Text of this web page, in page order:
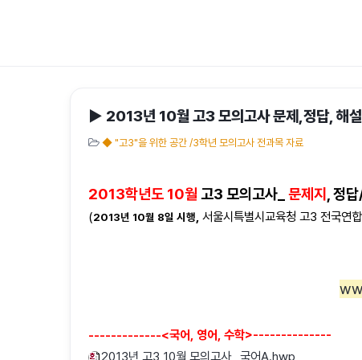
▶ 2013년 10월 고3 모의고사 문제,정답, 해
◆ "고3"을 위한 공간 /3학년 모의고사 전과목 자료
2013학년도 10월 고3 모의고사_ 문제지 , 정
(2013년 10월 8일 시행, 서울시특별시교육청 고3 전국연
-------------<국어, 영어, 수학>--------------
2013년 고3 10월 모의고사_ 국어A.hwp